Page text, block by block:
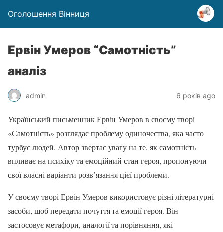
Оголошення Вінниця
Ервін Умеров “Самотність”
аналіз
admin 6 років ago
Український письменник Ервін Умеров в своєму творі
«Самотність» розглядає проблему одиночества, яка часто
турбує людей. Автор звертає увагу на те, як самотність
впливає на психіку та емоційний стан героя, пропонуючи
свої власні варіанти розв’язання цієї проблеми.
У своєму творі Ервін Умеров використовує різні літературні
засоби, щоб передати почуття та емоції героя. Він
застосовує метафори, аналогії та порівняння, які